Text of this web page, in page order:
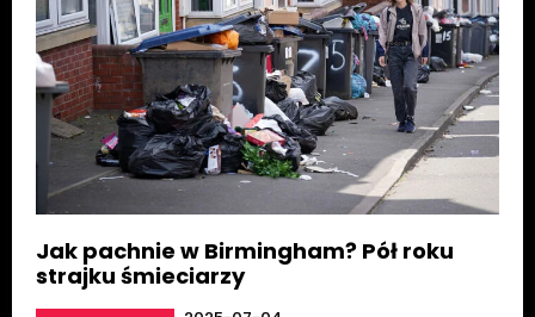
Jak pachnie w Birmingham? Pół roku
strajku śmieciarzy